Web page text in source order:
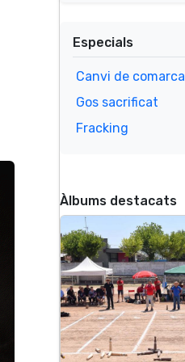
Especials
Canvi de comarca
Gos sacrificat
Fracking
Àlbums destacats